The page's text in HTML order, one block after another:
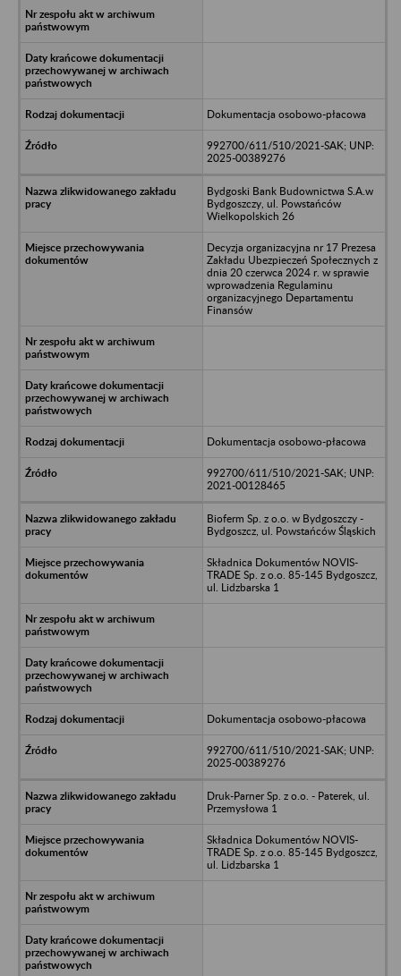
Dokumentacja osobowo-płacowa
992700/611/510/2021-SAK; UNP:
2025-00389276
Bydgoski Bank Budownictwa S.A.w
Bydgoszczy, ul. Powstańców
Wielkopolskich 26
Decyzja organizacyjna nr 17 Prezesa
Zakładu Ubezpieczeń Społecznych z
dnia 20 czerwca 2024 r. w sprawie
wprowadzenia Regulaminu
organizacyjnego Departamentu
Finansów
Dokumentacja osobowo-płacowa
992700/611/510/2021-SAK; UNP:
2021-00128465
Bioferm Sp. z o.o. w Bydgoszczy -
Bydgoszcz, ul. Powstańców Śląskich
Składnica Dokumentów NOVIS-
TRADE Sp. z o.o. 85-145 Bydgoszcz,
ul. Lidzbarska 1
Dokumentacja osobowo-płacowa
992700/611/510/2021-SAK; UNP:
2025-00389276
Druk-Parner Sp. z o.o. - Paterek, ul.
Przemysłowa 1
Składnica Dokumentów NOVIS-
TRADE Sp. z o.o. 85-145 Bydgoszcz,
ul. Lidzbarska 1